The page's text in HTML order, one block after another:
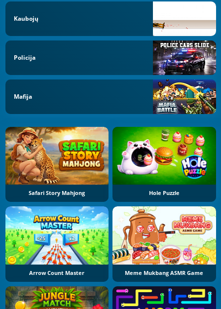
Kaubojų
Policija
Mafija
Safari Story Mahjong Hole Puzzle
Arrow Count Master Meme Mukbang ASMR Game